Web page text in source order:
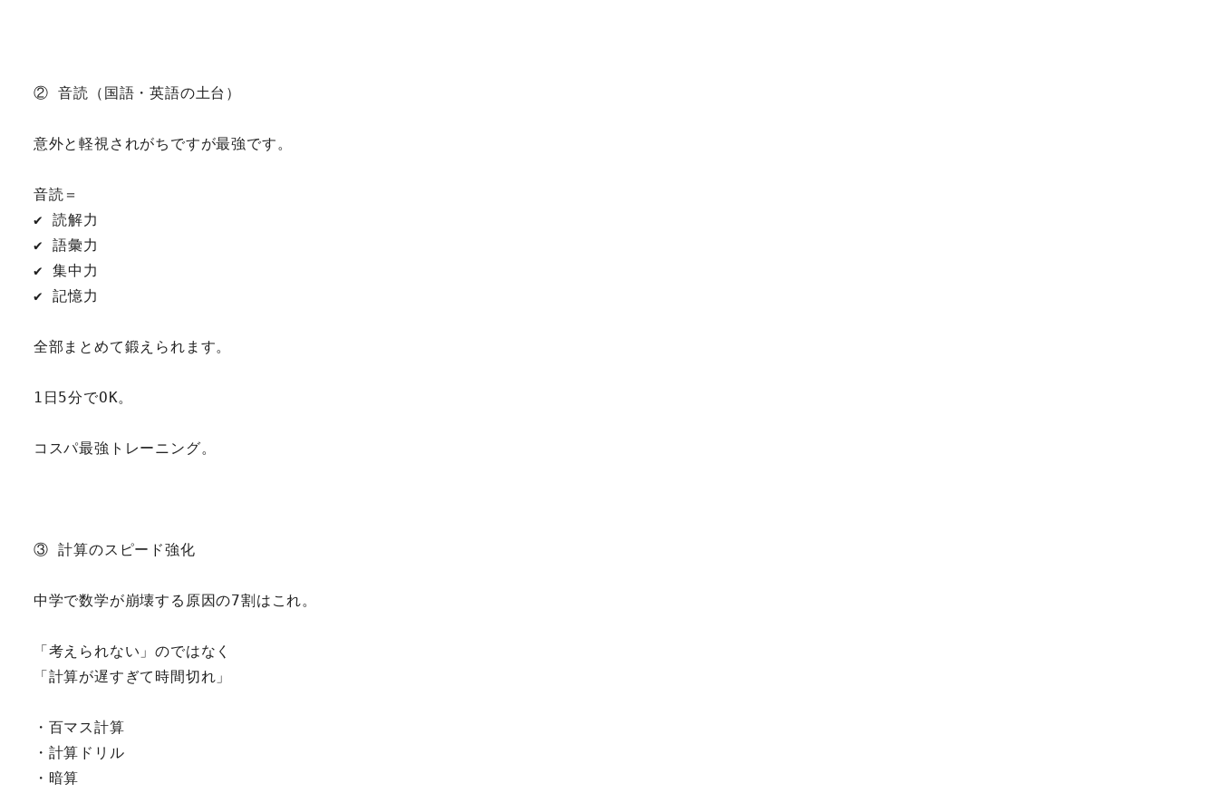
② 音読（国語・英語の土台）
意外と軽視されがちですが最強です。
音読＝
✔ 読解力
✔ 語彙力
✔ 集中力
✔ 記憶力
全部まとめて鍛えられます。
1日5分でOK。
コスパ最強トレーニング。
③ 計算のスピード強化
中学で数学が崩壊する原因の7割はこれ。
「考えられない」のではなく
「計算が遅すぎて時間切れ」
・百マス計算
・計算ドリル
・暗算